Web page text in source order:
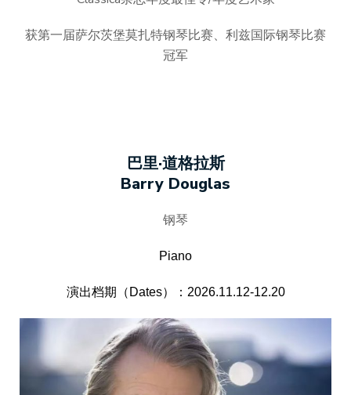
获第一届萨尔茨堡莫扎特钢琴比赛、利兹国际钢琴比赛
冠军
巴里·道格拉斯
Barry Douglas
钢琴
Piano
演出档期（Dates）：2026.11.12-12.20